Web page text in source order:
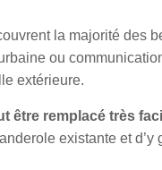
la majorité des
ou
extérieure.
être remplacé très
existante et d’y